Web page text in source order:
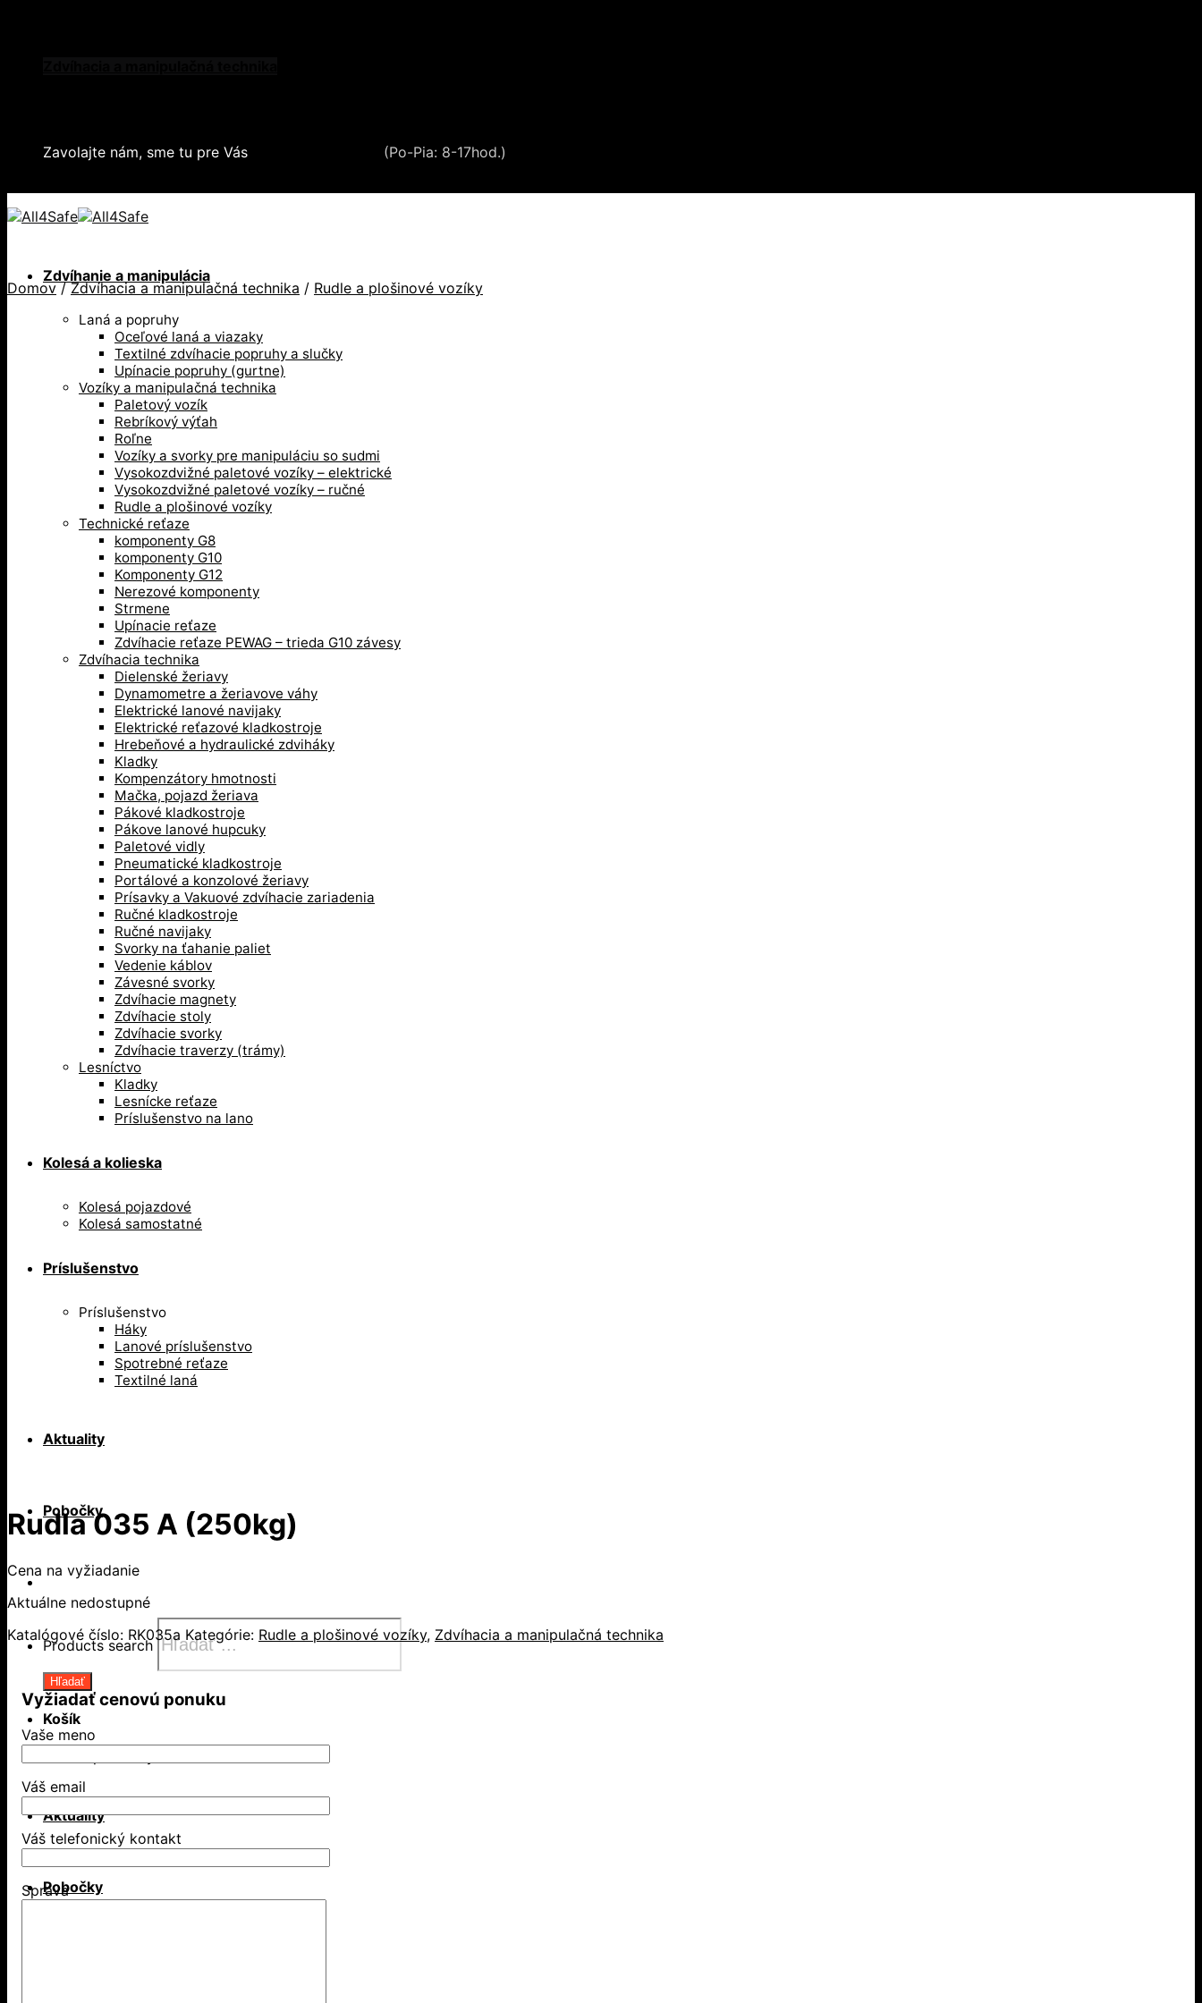
Zavolajte nám, sme tu pre Vás
(Po-Pia: 8-17hod.)
Zdvíhanie a manipulácia
Laná a popruhy
Oceľové laná a viazaky
Textilné zdvíhacie popruhy a slučky
Upínacie popruhy (gurtne)
Vozíky a manipulačná technika
Paletový vozík
Rebríkový výťah
Roľne
Vozíky a svorky pre manipuláciu so sudmi
Vysokozdvižné paletové vozíky – elektrické
Vysokozdvižné paletové vozíky – ručné
Rudle a plošinové vozíky
Technické reťaze
komponenty G8
komponenty G10
Komponenty G12
Nerezové komponenty
Strmene
Upínacie reťaze
Zdvíhacie reťaze PEWAG – trieda G10 závesy
Zdvíhacia technika
Dielenské žeriavy
Dynamometre a žeriavove váhy
Elektrické lanové navijaky
Elektrické reťazové kladkostroje
Hrebeňové a hydraulické zdviháky
Kladky
Kompenzátory hmotnosti
Mačka, pojazd žeriava
Pákové kladkostroje
Pákove lanové hupcuky
Paletové vidly
Pneumatické kladkostroje
Portálové a konzolové žeriavy
Prísavky a Vakuové zdvíhacie zariadenia
Ručné kladkostroje
Ručné navijaky
Svorky na ťahanie paliet
Vedenie káblov
Závesné svorky
Zdvíhacie magnety
Zdvíhacie stoly
Zdvíhacie svorky
Zdvíhacie traverzy (trámy)
Lesníctvo
Kladky
Lesnícke reťaze
Príslušenstvo na lano
Kolesá a kolieska
Kolesá pojazdové
Kolesá samostatné
Príslušenstvo
Príslušenstvo
Háky
Lanové príslušenstvo
Spotrebné reťaze
Textilné laná
Aktuality
Pobočky
Products search
Hľadať
Košík
Aktuality
Pobočky
Domov / Zdvíhacia a manipulačná technika / Rudle a plošinové vozíky
Rudla 035 A (250kg)
Cena na vyžiadanie
Aktuálne nedostupné
Katalógové číslo: RK035a Kategórie: Rudle a plošinové vozíky, Zdvíhacia a manipulačná technika
Vyžiadať cenovú ponuku
Vaše meno
Váš email
Váš telefonický kontakt
Správa